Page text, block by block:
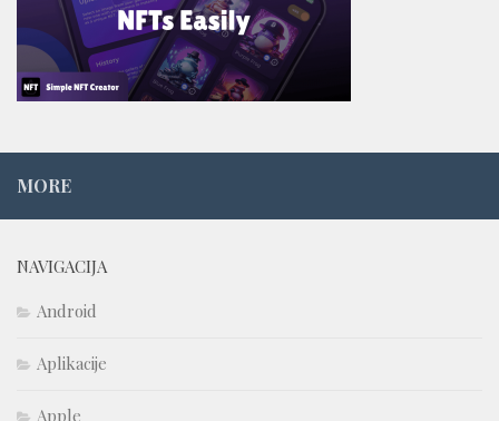
MORE
NAVIGACIJA
Android
Aplikacije
Apple